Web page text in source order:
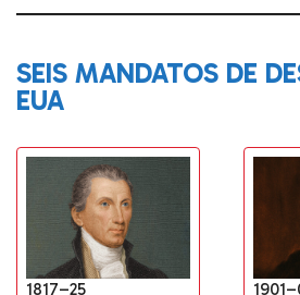
SEIS MANDATOS DE
EUA
1817–25